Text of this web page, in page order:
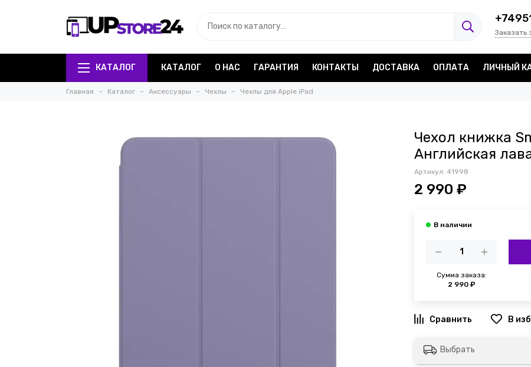
Заказать
КАТАЛОГ КАТАЛОГ О НАС ГАРАНТИЯ КОНТАКТЫ ДОСТАВКА ОПЛАТА ЛИЧНЫЙ
Главная Каталог Аксессуары Чехлы Чехлы для Apple iPad
Чехол книжка
Английская
Артикул: 41998
2 990 ₽
Сумма заказа:
2 990 ₽
Выбрать